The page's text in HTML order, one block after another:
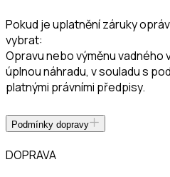
Pokud je uplatnění záruky
vybrat:
Opravu nebo výměnu
úplnou náhradu, v souladu s
platnými právními předpisy.
Podmínky dopravy
DOPRAVA